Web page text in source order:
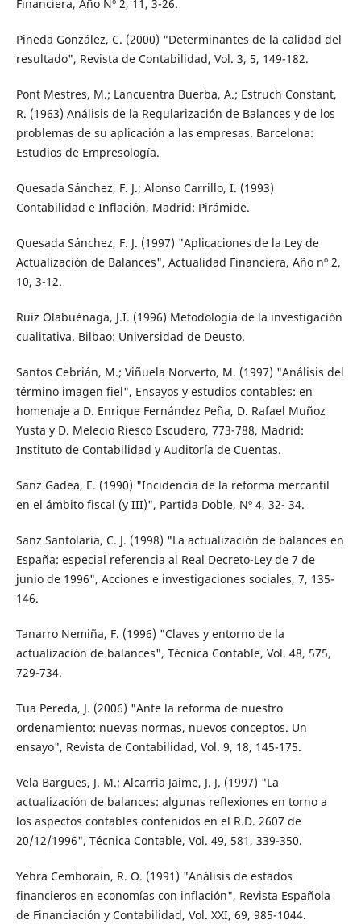
Financiera, Año Nº 2, 11, 3-26.
Pineda González, C. (2000) "Determinantes de la calidad del
resultado", Revista de Contabilidad, Vol. 3, 5, 149-182.
Pont Mestres, M.; Lancuentra Buerba, A.; Estruch Constant,
R. (1963) Análisis de la Regularización de Balances y de los
problemas de su aplicación a las empresas. Barcelona:
Estudios de Empresología.
Quesada Sánchez, F. J.; Alonso Carrillo, I. (1993)
Contabilidad e Inflación, Madrid: Pirámide.
Quesada Sánchez, F. J. (1997) "Aplicaciones de la Ley de
Actualización de Balances", Actualidad Financiera, Año nº 2,
10, 3-12.
Ruiz Olabuénaga, J.I. (1996) Metodología de la investigación
cualitativa. Bilbao: Universidad de Deusto.
Santos Cebrián, M.; Viñuela Norverto, M. (1997) "Análisis del
término imagen fiel", Ensayos y estudios contables: en
homenaje a D. Enrique Fernández Peña, D. Rafael Muñoz
Yusta y D. Melecio Riesco Escudero, 773-788, Madrid:
Instituto de Contabilidad y Auditoría de Cuentas.
Sanz Gadea, E. (1990) "Incidencia de la reforma mercantil
en el ámbito fiscal (y III)", Partida Doble, Nº 4, 32- 34.
Sanz Santolaria, C. J. (1998) "La actualización de balances en
España: especial referencia al Real Decreto-Ley de 7 de
junio de 1996", Acciones e investigaciones sociales, 7, 135-
146.
Tanarro Nemiña, F. (1996) "Claves y entorno de la
actualización de balances", Técnica Contable, Vol. 48, 575,
729-734.
Tua Pereda, J. (2006) "Ante la reforma de nuestro
ordenamiento: nuevas normas, nuevos conceptos. Un
ensayo", Revista de Contabilidad, Vol. 9, 18, 145-175.
Vela Bargues, J. M.; Alcarria Jaime, J. J. (1997) "La
actualización de balances: algunas reflexiones en torno a
los aspectos contables contenidos en el R.D. 2607 de
20/12/1996", Técnica Contable, Vol. 49, 581, 339-350.
Yebra Cemborain, R. O. (1991) "Análisis de estados
financieros en economías con inflación", Revista Española
de Financiación y Contabilidad, Vol. XXI, 69, 985-1044.